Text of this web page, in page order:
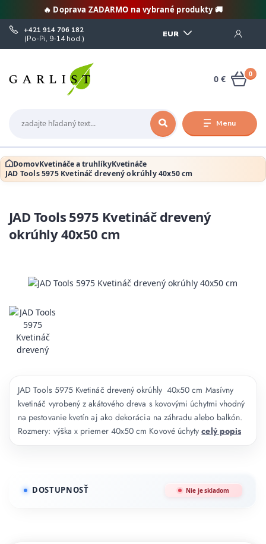
🔥 Doprava ZADARMO na vybrané produkty 🚚
Menu
EUR
+421 914 706 182
(Po-Pi, 9-14 hod.)
0
0 €
DomovKvetináče a truhlíkyKvetináče
JAD Tools 5975 Kvetináč drevený okrúhly 40x50 cm
JAD Tools 5975 Kvetináč drevený
okrúhly 40x50 cm
JAD Tools 5975 Kvetináč drevený okrúhly 40x50 cm Masívny
kvetináč vyrobený z akátového dreva s kovovými úchytmi vhodný
na pestovanie kvetín aj ako dekorácia na záhradu alebo balkón.
Rozmery: výška x priemer 40x50 cm Kovové úchytycelý popis
DOSTUPNOSŤ Nie je skladom